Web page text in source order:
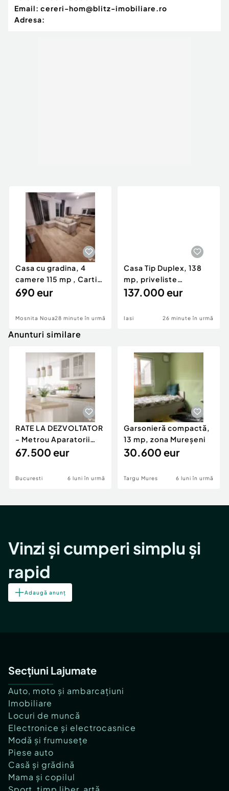
Email: cereri-hom@blitz-imobiliare.ro
Adresa:
Casa cu gradina, 4
camere 115 mp , Cartier
Europa, Mosnita
690 eur
Mosnita Noua28 minute în urmă
Casa Tip Duplex, 138
mp, priveliste
panoramica, Zona
137.000 eur
Iasi 26 minute în urmă
Anunturi similare
RATE LA DEZVOLTATOR
- Metrou Aparatorii
Patriei -
67.500 eur
Bucuresti 6 luni în urmă
Garsonieră compactă,
13 mp, zona Mureșeni
30.600 eur
Targu Mures 6 luni în urmă
Vinzi și cumperi simplu și
rapid
Adaugă anunț
Secțiuni Lajumate
Auto, moto și ambarcațiuni
Imobiliare
Locuri de muncă
Electronice și electrocasnice
Modă și frumusețe
Piese auto
Casă și grădină
Mama și copilul